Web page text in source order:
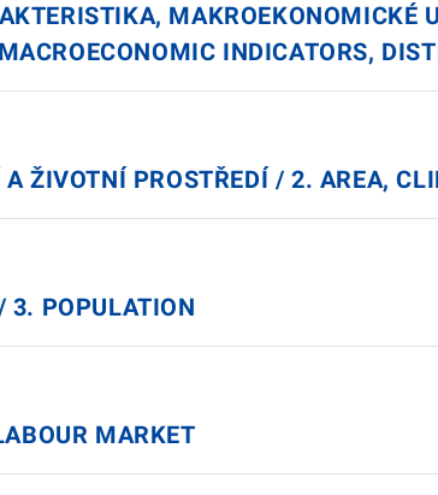
MAKROEKONOMICKÉ
INDICATORS,
ŽIVOTNÍ PROSTŘEDÍ / 2. AREA,
3. POPULATION
MARKET